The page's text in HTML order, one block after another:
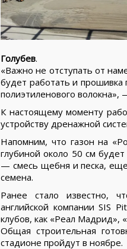
Голубев.
«Важно не отступать от
будет работать и прошивка
полиэтиленового волокна»,
К настоящему моменту
устройству дренажной
Напомним, что газон на
глубиной около 50 см
— смесь щебня и песка, еще
семена.
Ранее стало известно,
английской компании SIS
клубов, как «Реал Мадрид»,
Общая строительная
стадионе пройдут в ноябре.